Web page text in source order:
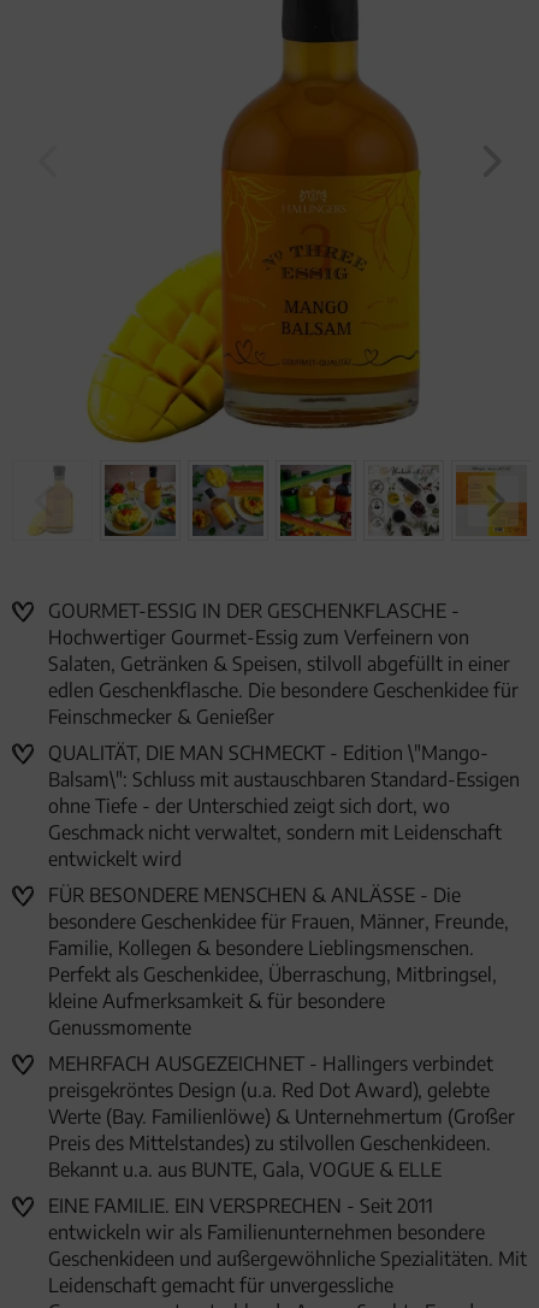
GOURMET-ESSIG IN DER GESCHENKFLASCHE -
Hochwertiger Gourmet-Essig zum Verfeinern von
Salaten, Getränken & Speisen, stilvoll abgefüllt in einer
edlen Geschenkflasche. Die besondere Geschenkidee für
Feinschmecker & Genießer
QUALITÄT, DIE MAN SCHMECKT - Edition \"Mango-
Balsam\": Schluss mit austauschbaren Standard-Essigen
ohne Tiefe - der Unterschied zeigt sich dort, wo
Geschmack nicht verwaltet, sondern mit Leidenschaft
entwickelt wird
FÜR BESONDERE MENSCHEN & ANLÄSSE - Die
besondere Geschenkidee für Frauen, Männer, Freunde,
Familie, Kollegen & besondere Lieblingsmenschen.
Perfekt als Geschenkidee, Überraschung, Mitbringsel,
kleine Aufmerksamkeit & für besondere
Genussmomente
MEHRFACH AUSGEZEICHNET - Hallingers verbindet
preisgekröntes Design (u.a. Red Dot Award), gelebte
Werte (Bay. Familienlöwe) & Unternehmertum (Großer
Preis des Mittelstandes) zu stilvollen Geschenkideen.
Bekannt u.a. aus BUNTE, Gala, VOGUE & ELLE
EINE FAMILIE. EIN VERSPRECHEN - Seit 2011
entwickeln wir als Familienunternehmen besondere
Geschenkideen und außergewöhnliche Spezialitäten. Mit
Leidenschaft gemacht für unvergessliche